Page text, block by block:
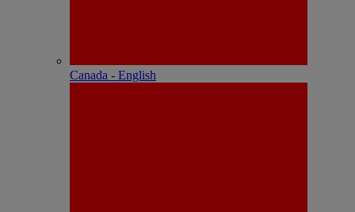
Canada - English